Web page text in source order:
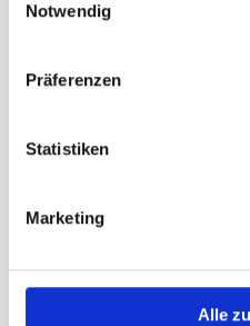
Notwendig
Präferenzen
Statistiken
Marketing
Alle
hochweiss Katrin #61549
Stop L2 Interfold